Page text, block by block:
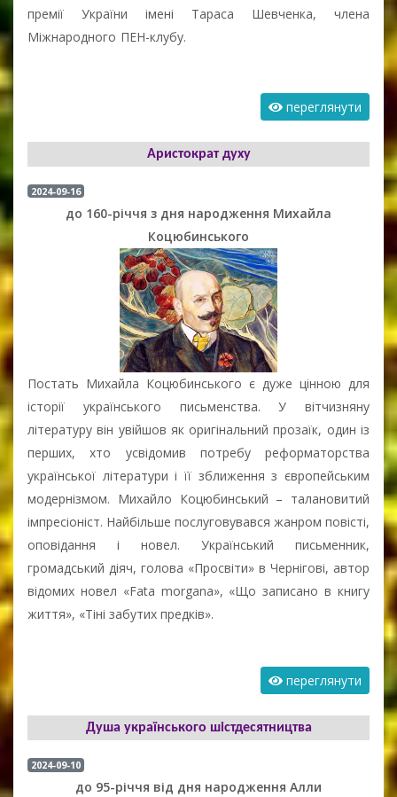
премії України імені Тараса Шевченка, члена
Міжнародного ПЕН-клубу.
переглянути
Аристократ духу
2024-09-16
до 160-річчя з дня народження Михайла
Коцюбинського
Постать Михайла Коцюбинського є дуже цінною для
історії українського письменства. У вітчизняну
літературу він увійшов як оригінальний прозаїк, один із
перших, хто усвідомив потребу реформаторства
української літератури і її зближення з європейським
модернізмом. Михайло Коцюбинський – талановитий
імпресіоніст. Найбільше послуговувався жанром повісті,
оповідання і новел. Український письменник,
громадський діяч, голова «Просвіти» в Чернігові, автор
відомих новел «Fata morgana», «Що записано в книгу
життя», «Тіні забутих предків».
переглянути
Душа українського шістдесятництва
2024-09-10
до 95-річчя від дня народження Алли